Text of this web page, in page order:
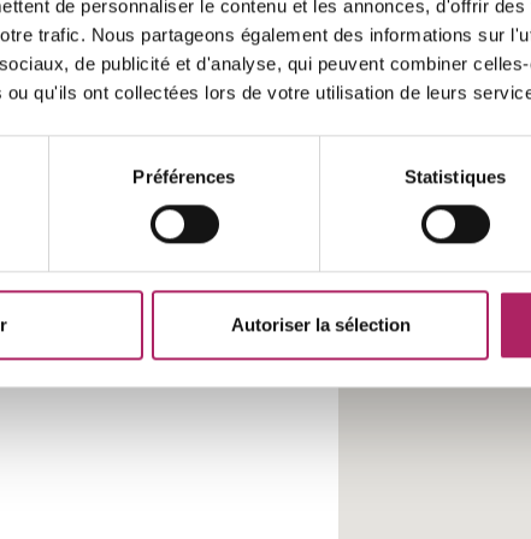
de personnaliser le contenu et les annonces, d'offrir
trafic. Nous partageons également des informations sur
de publicité et d'analyse, qui peuvent combiner
ou qu'ils ont collectées lors de votre utilisation de leurs
Préférences Statistiques
Autoriser la sélection
en plein air